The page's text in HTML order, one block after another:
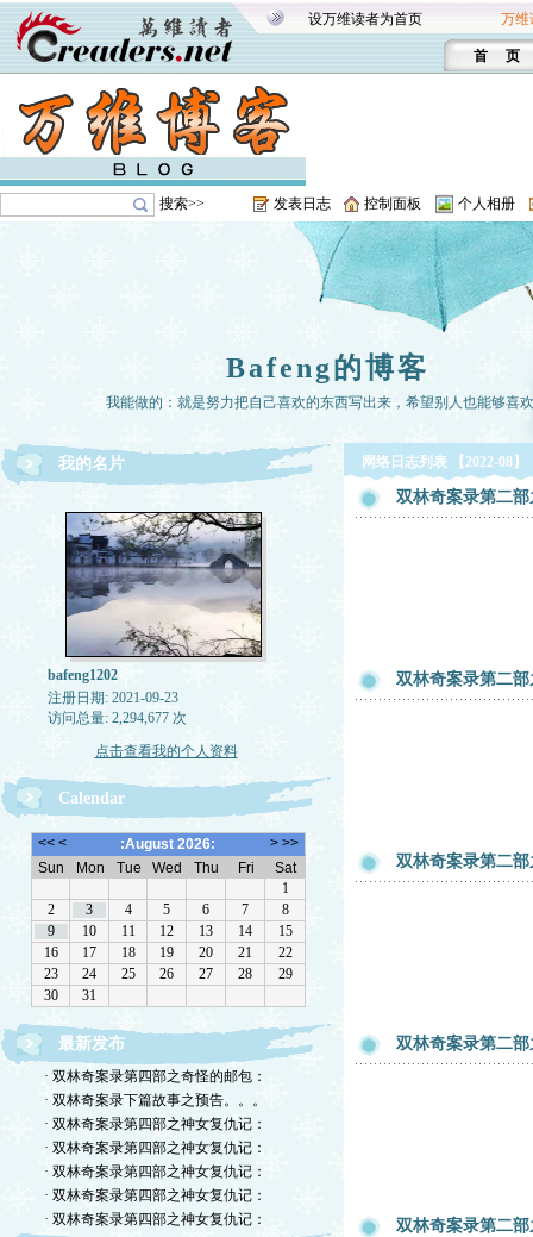
设万维读者为首页 万维
首 页
搜索>> 发表日志 控制面板 个人相册
Bafeng的博客
我能做的：就是努力把自己喜欢的东西写出来，希望别人也能够喜
我的名片
bafeng1202
注册日期: 2021-09-23
访问总量: 2,294,677 次
点击查看我的个人资料
Calendar
最新发布
· 双林奇案录第四部之奇怪的邮包：
· 双林奇案录下篇故事之预告。。。
· 双林奇案录第四部之神女复仇记：
· 双林奇案录第四部之神女复仇记：
· 双林奇案录第四部之神女复仇记：
· 双林奇案录第四部之神女复仇记：
· 双林奇案录第四部之神女复仇记：
网络日志列表 【2022-08】
双林奇案录第二
双林奇案录第二
双林奇案录第二
双林奇案录第二
双林奇案录第二